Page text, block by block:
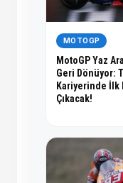
MOTOGP
MotoGP Yaz
Geri Dönüyor:
Kariyerinde İlk
Çıkacak!